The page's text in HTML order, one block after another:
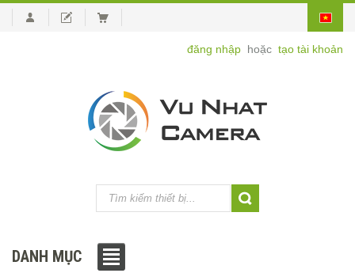
đăng nhập hoặc tạo tài khoản
DANH MỤC